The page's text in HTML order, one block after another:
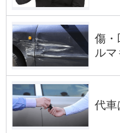
傷・
ルマ
代車